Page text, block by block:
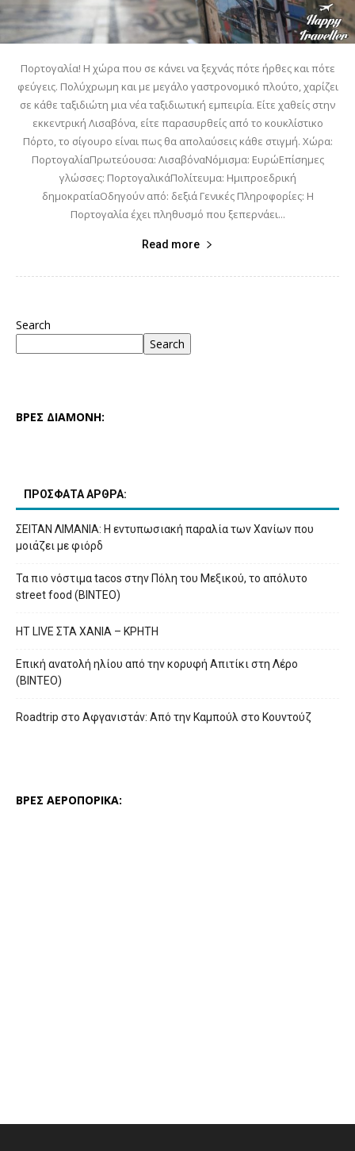
Πορτογαλία! Η χώρα που σε κάνει να ξεχνάς πότε ήρθες και πότε
φεύγεις. Πολύχρωμη και με μεγάλο γαστρονομικό πλούτο, χαρίζει
σε κάθε ταξιδιώτη μια νέα ταξιδιωτική εμπειρία. Είτε χαθείς στην
εκκεντρική Λισαβόνα, είτε παρασυρθείς από το κουκλίστικο
Πόρτο, το σίγουρο είναι πως θα απολαύσεις κάθε στιγμή. Χώρα:
ΠορτογαλίαΠρωτεύουσα: ΛισαβόναΝόμισμα: ΕυρώΕπίσημες
γλώσσες: ΠορτογαλικάΠολίτευμα: Ημιπροεδρική
δημοκρατίαΟδηγούν από: δεξιά Γενικές Πληροφορίες: Η
Πορτογαλία έχει πληθυσμό που ξεπερνάει...
Read more
Search
Search
ΒΡΕΣ ΔΙΑΜΟΝΗ:
ΠΡΟΣΦΑΤΑ ΑΡΘΡΑ:
ΣΕΙΤΑΝ ΛΙΜΑΝΙΑ: Η εντυπωσιακή παραλία των Χανίων που
μοιάζει με φιόρδ
Τα πιο νόστιμα tacos στην Πόλη του Μεξικού, το απόλυτο
street food (ΒΙΝΤΕΟ)
HT LIVE ΣΤΑ ΧΑΝΙΑ – ΚΡΗΤΗ
Επική ανατολή ηλίου από την κορυφή Απιτίκι στη Λέρο
(ΒΙΝΤΕΟ)
Roadtrip στο Αφγανιστάν: Από την Καμπούλ στο Κουντούζ
ΒΡΕΣ ΑΕΡΟΠΟΡΙΚΑ: